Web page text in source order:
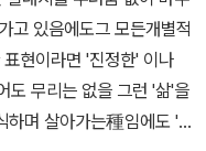
만난 바다에서 자신이 내
음'으로요. 솔직히 아직
엇을 배우고 느껴야 하는
대와 맞서는 건 자살행위
라한 처지를 분명히 본다.
한다. 그의 눈 속에서 지
을 가지고 있다면 힘없이
은 있다. 세월은 한없이 흐
상인 양 헤엄쳐 다니듯이,
뜩한 공포 주술적
, 황홀해진 에이헤브가 미
하지 않는 고래여! 나는
싸우겠다. 지옥 한복판에
입김을 너에게 맽어주
고 있음에도그 모든개별적
현이라면 '진정한' 이나
도 무리는 없을 그런 '삶'을
하며 살아가는種임에도 '죽